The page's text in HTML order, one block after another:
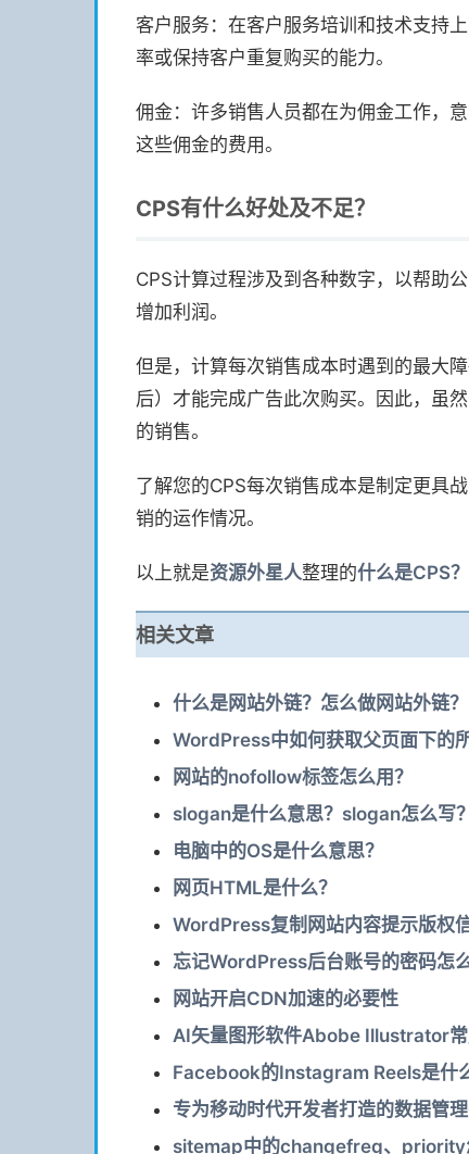
客户服务：在客户服务培训和技术支持
率或保持客户重复购买的能力。
佣金：许多销售人员都在为佣金工作，
这些佣金的费用。
CPS有什么好处及不足？
CPS计算过程涉及到各种数字，以帮助
增加利润。
但是，计算每次销售成本时遇到的最大
后）才能完成广告此次购买。因此，虽
的销售。
了解您的CPS每次销售成本是制定更具
销的运作情况。
以上就是资源外星人整理的什么是CPS？
相关文章
什么是网站外链？怎么做网站外链？
WordPress中如何获取父页面下的
网站的nofollow标签怎么用？
slogan是什么意思？slogan怎么写？
电脑中的OS是什么意思？
网页HTML是什么？
WordPress复制网站内容提示版权
忘记WordPress后台账号的密码怎
网站开启CDN加速的必要性
AI矢量图形软件Abobe Illustrator
Facebook的Instagram Reels是什
专为移动时代开发者打造的数据管
sitemap中的changefreq、priority